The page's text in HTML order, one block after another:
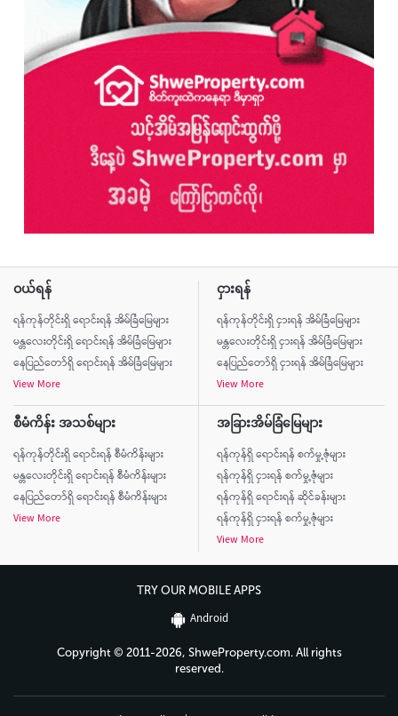
ဝယ်ရန်
ရန်ကုန်တိုင်းရှိ ရောင်းရန် အိမ်ခြံမြေများ
မန္တလေးတိုင်းရှိ ရောင်းရန် အိမ်ခြံမြေများ
နေပြည်တော်ရှိ ရောင်းရန် အိမ်ခြံမြေများ
View More
ငှားရန်
ရန်ကုန်တိုင်းရှိ ငှားရန် အိမ်ခြံမြေများ
မန္တလေးတိုင်းရှိ ငှားရန် အိမ်ခြံမြေများ
နေပြည်တော်ရှိ ငှားရန် အိမ်ခြံမြေများ
View More
စီမံကိန်း အသစ်များ
ရန်ကုန်တိုင်းရှိ ရောင်းရန် စီမံကိန်းများ
မန္တလေးတိုင်းရှိ ရောင်းရန် စီမံကိန်းများ
နေပြည်တော်ရှိ ရောင်းရန် စီမံကိန်းများ
View More
အခြားအိမ်ခြံမြေများ
ရန်ကုန်ရှိ ရောင်းရန် စက်မှု့ဇုံများ
ရန်ကုန်ရှိ ငှားရန် စက်မှု့ဇုံများ
ရန်ကုန်ရှိ ရောင်းရန် ဆိုင်ခန်းများ
ရန်ကုန်ရှိ ငှားရန် စက်မှု့ဇုံများ
View More
TRY OUR MOBILE APPS
Android
Copyright © 2011-2026, ShweProperty.com. All rights
reserved.